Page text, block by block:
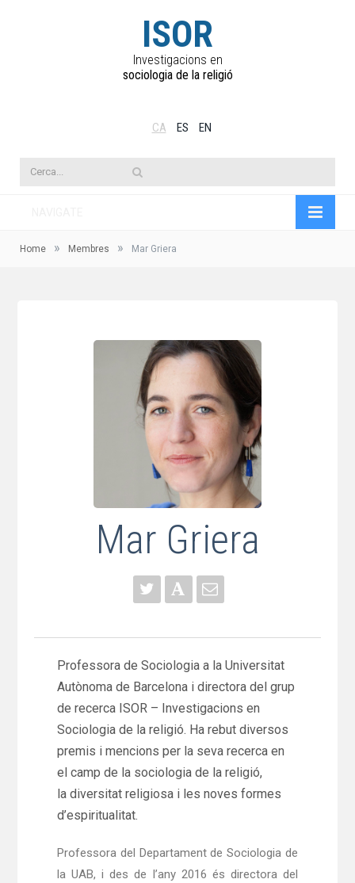
ISOR
Investigacions en
sociologia de la religió
CA ES EN
Home » Membres » Mar Griera
Mar Griera
Professora de Sociologia a la Universitat
Autònoma de Barcelona i directora del grup
de recerca ISOR – Investigacions en
Sociologia de la religió. Ha rebut diversos
premis i mencions per la seva recerca en
el camp de la sociologia de la religió,
la diversitat religiosa i les noves formes
d’espiritualitat.
Professora del Departament de Sociologia de
la UAB, i des de l’any 2016 és directora del